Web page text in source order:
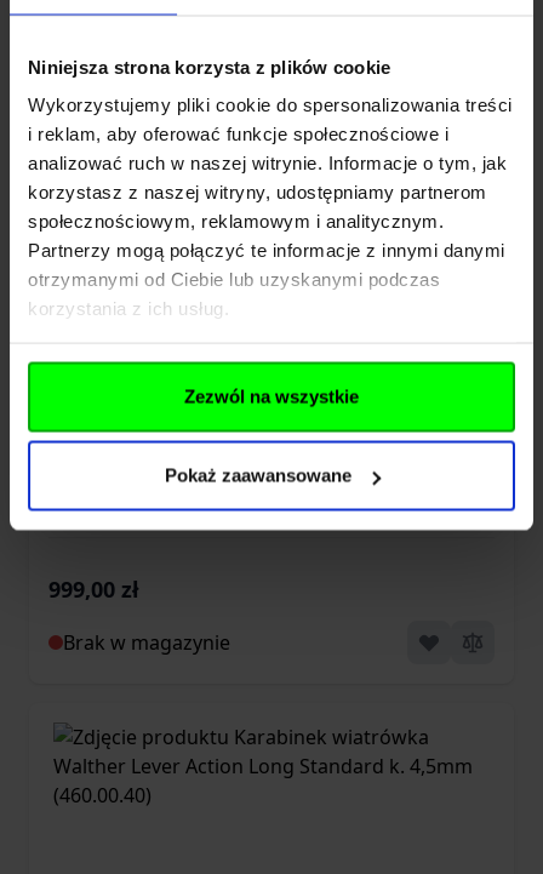
Niniejsza strona korzysta z plików cookie
Wykorzystujemy pliki cookie do spersonalizowania treści
i reklam, aby oferować funkcje społecznościowe i
analizować ruch w naszej witrynie. Informacje o tym, jak
korzystasz z naszej witryny, udostępniamy partnerom
społecznościowym, reklamowym i analitycznym.
Partnerzy mogą połączyć te informacje z innymi danymi
otrzymanymi od Ciebie lub uzyskanymi podczas
korzystania z ich usług.
Zezwól na wszystkie
Pokaż zaawansowane
Brak w magazynie
Karabinek wiatrówka Umarex 850 M2
kal.5,5mm CO-2 88g 8-strzał do17J
999,00 zł
Brak w magazynie